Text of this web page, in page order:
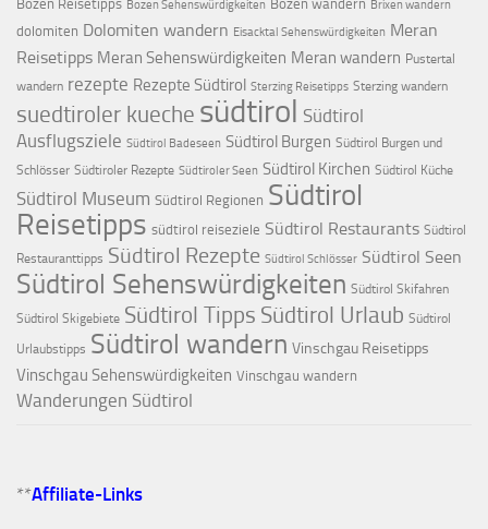
Bozen Reisetipps Bozen Sehenswürdigkeiten Bozen wandern Brixen wandern
dolomiten Dolomiten wandern Eisacktal Sehenswürdigkeiten Meran
Reisetipps Meran Sehenswürdigkeiten Meran wandern Pustertal
wandern rezepte Rezepte Südtirol Sterzing Reisetipps Sterzing wandern
suedtiroler kueche südtirol Südtirol
Ausflugsziele Südtirol Badeseen Südtirol Burgen Südtirol Burgen und
Schlösser Südtiroler Rezepte Südtiroler Seen Südtirol Kirchen Südtirol Küche
Südtirol Museum Südtirol Regionen Südtirol
Reisetipps südtirol reiseziele Südtirol Restaurants Südtirol
Restauranttipps Südtirol Rezepte Südtirol Schlösser Südtirol Seen
Südtirol Sehenswürdigkeiten Südtirol Skifahren
Südtirol Skigebiete Südtirol Tipps Südtirol Urlaub Südtirol
Urlaubstipps Südtirol wandern Vinschgau Reisetipps
Vinschgau Sehenswürdigkeiten Vinschgau wandern
Wanderungen Südtirol
**Affiliate-Links